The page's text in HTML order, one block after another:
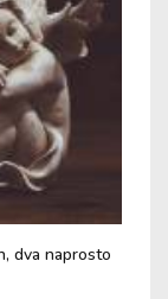
dva naprosto